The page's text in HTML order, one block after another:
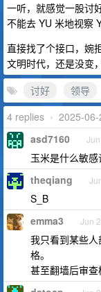
一听，就感觉一股讨
不能去 YU 米地视察
直接找了个接口，婉
文明时代，还是没变
讨好
领导
4 replies • 2025-
asd7160
玉米是什么敏
theqiang
S_B
emma3 Jun
我只看到某些
格。
甚至翻墙后审查